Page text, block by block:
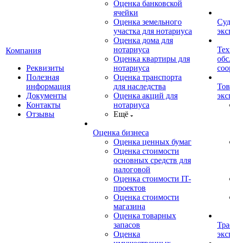
Компания
Реквизиты
Полезная
информация
Документы
Контакты
Отзывы
Оценка банковской
ячейки
Оценка земельного
участка для нотариуса
Оценка дома для
нотариуса
Оценка квартиры для
нотариуса
Оценка транспорта
для наследства
Оценка акций для
нотариуса
Ещё
Оценка бизнеса
Оценка ценных бумаг
Оценка стоимости
основных средств для
налоговой
Оценка стоимости IT-
проектов
Оценка стоимости
магазина
Оценка товарных
запасов
Оценка